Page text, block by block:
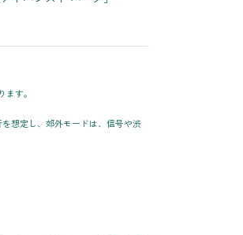
す。
想定し、郊外モードは、信号や渋